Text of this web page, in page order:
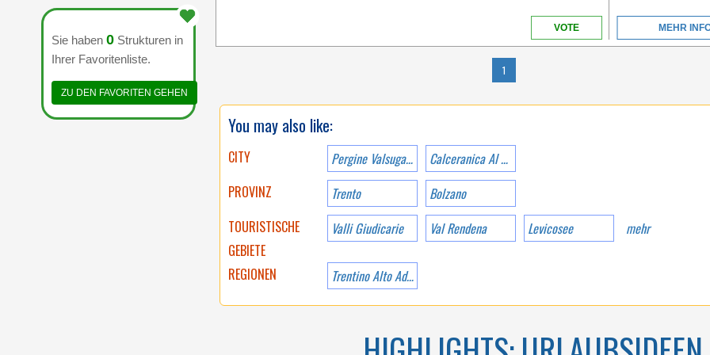
Sie haben 0 Strukturen in
Ihrer Favoritenliste.
ZU DEN FAVORITEN GEHEN
VOTE MEHR
1
You may also like:
CITY Pergine Valsugana
Calceranica Al Lago
PROVINZ
Trento
Bolzano
TOURISTISCHE
GEBIETE
Valli Giudicarie Val Rendena Levicosee mehr
REGIONEN Trentino Alto Adige